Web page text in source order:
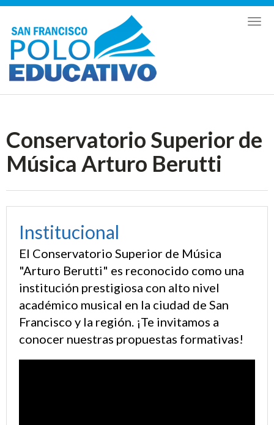
Toggle
Conservatorio Superior de
Música Arturo Berutti
Institucional
El Conservatorio Superior de Música
"Arturo Berutti" es reconocido como una
institución prestigiosa con alto nivel
académico musical en la ciudad de San
Francisco y la región. ¡Te invitamos a
conocer nuestras propuestas formativas!